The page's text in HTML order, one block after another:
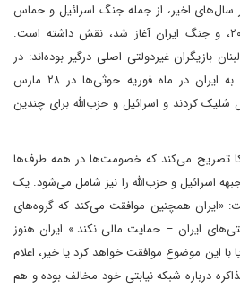
سال‌های اخیر، از جمله جنگ اسرائیل و حماس
که پس از حملات ۷ اکتبر ۲۰۲۳، و جنگ ایران آغاز شد، نقش داشته است.
بازیگران غیردولتی اصلی درگیر بوده‌اند: در
ارتباط با حملات اولیه اسرائیل به ایران در ماه فوریه حوثی‌ها در ۲۸ مارس
کردند و اسرائیل و حزب‌الله برای چندین
تصریح می‌کند که خصومت‌ها در همه طرف‌ها
اسرائیل و حزب‌الله را نیز شامل می‌شود. یک
«ایران همچنین موافقت می‌کند که گروه‌های
ایران – حمایت مالی نکند.» ایران هنوز
با این موضوع موافقت خواهد کرد یا خیر، اعلام
درباره شبکه نیابتی خود مخالف بوده و هم